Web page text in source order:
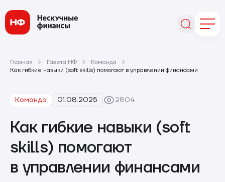
Главная Газета НФ
Команда
Как гибкие навыки (soft skills) помогают в управлении финансами
Команда 01.08.2025 2804
Как гибкие навыки (soft
skills) помогают
в управлении финансами